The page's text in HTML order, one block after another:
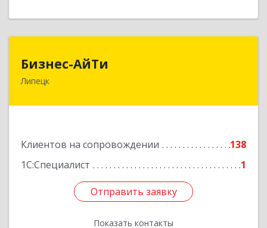
Бизнес-АйТи
Липецк
Клиентов на сопровождении
138
1С:Специалист
1
Отправить заявку
Показать контакты
398008, Липецкая обл, Липецк г, 50 лет НЛМК
Отправить заявку
Назад